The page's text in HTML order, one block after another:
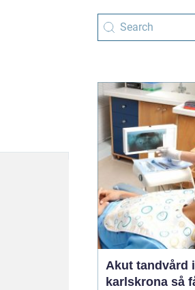
Akut tandvård i
karlskrona så får du